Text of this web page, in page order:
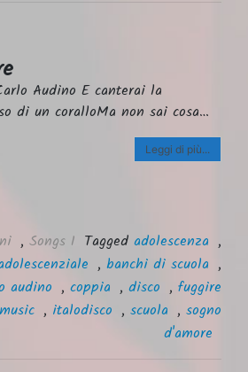
Audino E canterai la
di un coralloMa non sai cosa…
Leggi di più...
, Songs I Tagged adolescenza ,
, banchi di scuola ,
audino , coppia , disco , fuggire
, italodisco , scuola , sogno
d'amore